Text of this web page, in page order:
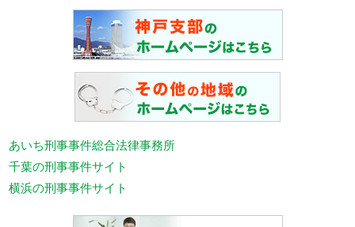
あいち刑事事件総合法律事務所
千葉の刑事事件サイト
横浜の刑事事件サイト